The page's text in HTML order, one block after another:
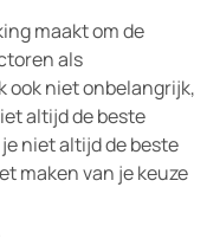
maakt om de
als
niet onbelangrijk,
altijd de beste
niet altijd de beste
maken van je keuze